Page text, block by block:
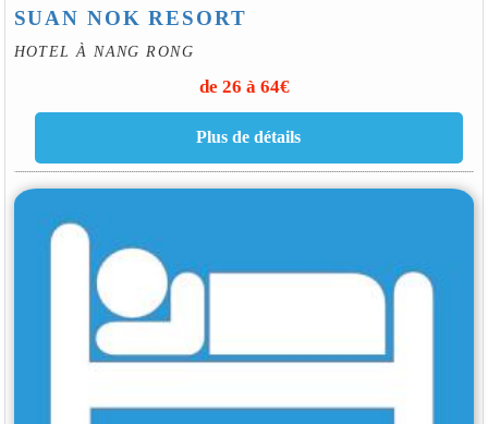
SUAN NOK RESORT
HOTEL À NANG RONG
de 26 à 64€